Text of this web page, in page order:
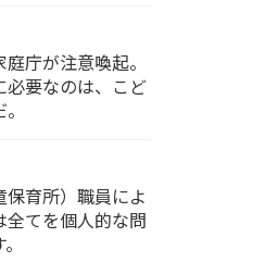
庁が注意喚起。
必要なのは、こど
育所）職員によ
全てを個人的な問